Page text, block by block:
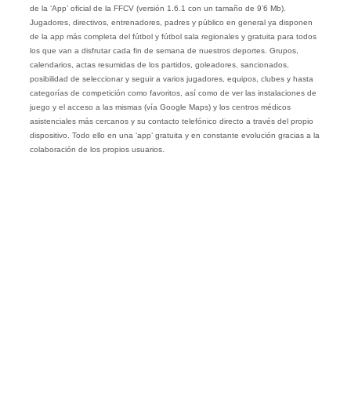
de la ‘App’ oficial de la FFCV (versión 1.6.1 con un tamaño de 9’6 Mb).
Jugadores, directivos, entrenadores, padres y público en general ya disponen
de la app más completa del fútbol y fútbol sala regionales y gratuita para todos
los que van a disfrutar cada fin de semana de nuestros deportes. Grupos,
calendarios, actas resumidas de los partidos, goleadores, sancionados,
posibilidad de seleccionar y seguir a varios jugadores, equipos, clubes y hasta
categorías de competición como favoritos, así como de ver las instalaciones de
juego y el acceso a las mismas (vía Google Maps) y los centros médicos
asistenciales más cercanos y su contacto telefónico directo a través del propio
dispositivo. Todo ello en una ‘app’ gratuita y en constante evolución gracias a la
colaboración de los propios usuarios.